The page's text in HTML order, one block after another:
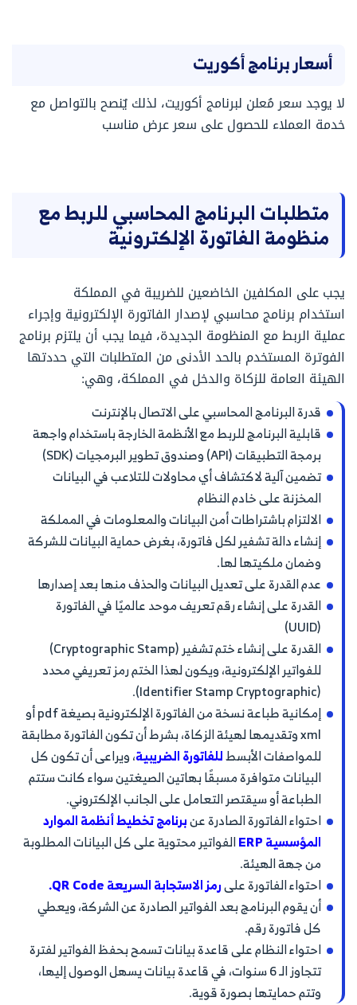
أسعار برنامج أكوريت
لا يوجد سعر مُعلن لبرنامج أكوريت، لذلك يٌنصح بالتواصل مع
خدمة العملاء للحصول على سعر عرض مناسب
متطلبات البرنامج المحاسبي للربط مع
منظومة الفاتورة الإلكترونية
يجب على المكلفين الخاضعين للضريبة في المملكة
استخدام برنامج محاسبي لإصدار الفاتورة الإلكترونية وإجراء
عملية الربط مع المنظومة الجديدة، فيما يجب أن يلتزم برنامج
الفوترة المستخدم بالحد الأدنى من المتطلبات التي حددتها
الهيئة العامة للزكاة والدخل في المملكة، وهي:
قدرة البرنامج المحاسبي على الاتصال بالإنترنت
قابلية البرنامج للربط مع الأنظمة الخارجة باستخدام واجهة
برمجة التطبيقات (API) وصندوق تطوير البرمجيات (SDK)
تضمين آلية لاكتشاف أي محاولات للتلاعب في البيانات
المخزنة على خادم النظام
الالتزام باشتراطات أمن البيانات والمعلومات في المملكة
إنشاء دالة تشفير لكل فاتورة، بغرض حماية البيانات للشركة
وضمان ملكيتها لها.
عدم القدرة على تعديل البيانات والحذف منها بعد إصدارها
القدرة على إنشاء رقم تعريف موحد عالميًا في الفاتورة
(UUID)
القدرة على إنشاء ختم تشفير (Cryptographic Stamp)
للفواتير الإلكترونية، ويكون لهذا الختم رمز تعريفي محدد
(Identifier Stamp Cryptographic).
إمكانية طباعة نسخة من الفاتورة الإلكترونية بصيغة pdf أو
xml وتقديمها لهيئة الزكاة، بشرط أن تكون الفاتورة مطابقة
للمواصفات الأبسطللفاتورة الضريبية، ويراعى أن تكون كل
البيانات متوافرة مسبقًا بهاتين الصيغتين سواء كانت ستتم
الطباعة أو سيقتصر التعامل على الجانب الإلكتروني.
احتواء الفاتورة الصادرة عنبرنامج تخطيط أنظمة الموارد
المؤسسية ERP
الفواتير محتوية على كل البيانات المطلوبة
من جهة الهيئة.
احتواء الفاتورة علىرمز الاستجابة السريعة QR Code.
أن يقوم البرنامج بعد الفواتير الصادرة عن الشركة، ويعطي
كل فاتورة رقم.
احتواء النظام على قاعدة بيانات تسمح بحفظ الفواتير لفترة
تتجاوز الـ 6 سنوات، في قاعدة بيانات يسهل الوصول إليها،
وتتم حمايتها بصورة قوية.